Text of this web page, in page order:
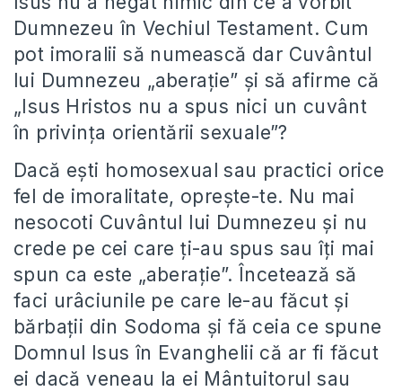
Dumnezeu în Vechiul Testament. Cum
pot imoralii să numească dar Cuvântul
lui Dumnezeu „aberaţie” şi să afirme că
„Isus Hristos nu a spus nici un cuvânt
în privinţa orientării sexuale”?
Dacă eşti homosexual sau practici orice
fel de imoralitate, opreşte-te. Nu mai
nesocoti Cuvântul lui Dumnezeu şi nu
crede pe cei care ţi-au spus sau îţi mai
spun ca este „aberaţie”. Încetează să
faci urâciunile pe care le-au făcut şi
bărbaţii din Sodoma şi fă ceia ce spune
Domnul Isus în Evanghelii că ar fi făcut
ei dacă veneau la ei Mântuitorul sau